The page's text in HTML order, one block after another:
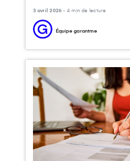
3 avril 2026 - 4 min de lecture
Équipe garantme